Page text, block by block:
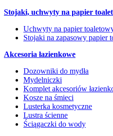
Stojaki, uchwyty na papier
Uchwyty na papier
Stojaki na zapasowy papier
Akcesoria łazienkowe
Dozowniki do mydła
Mydelniczki
Komplet akcesoriów
Kosze na śmieci
Lusterka kosmetyczne
Lustra ścienne
Ściągaczki do wody